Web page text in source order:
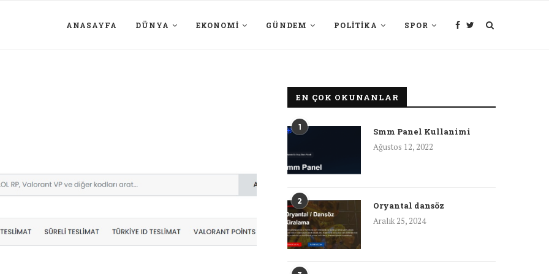
ANASAYFA DÜNYA EKONOMI GÜNDEM POLITIKA SPOR
EN ÇOK OKUNANLAR
1
Smm Panel Kullanimi
Ağustos 12, 2022
2
Oryantal dansöz
Aralık 25, 2024